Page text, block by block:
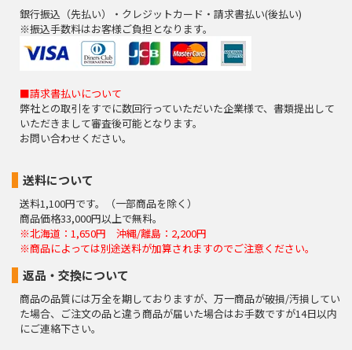
銀行振込（先払い）・クレジットカード・請求書払い(後払い)
※振込手数料はお客様ご負担となります。
■請求書払いについて
弊社との取引をすでに数回行っていただいた企業様で、書類提出して
いただきまして審査後可能となります。
お問い合わせください。
送料について
送料1,100円です。（一部商品を除く）
商品価格33,000円以上で無料。
※北海道：1,650円 沖縄/離島：2,200円
※商品によっては別途送料が加算されますのでご注意ください。
返品・交換について
商品の品質には万全を期しておりますが、万一商品が破損/汚損してい
た場合、ご注文の品と違う商品が届いた場合はお手数ですが14日以内
にご連絡下さい。